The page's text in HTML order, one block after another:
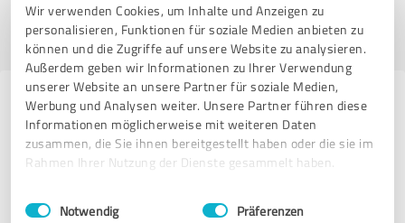
Wir verwenden Cookies, um Inhalte und Anzeigen zu
personalisieren, Funktionen für soziale Medien anbieten zu
können und die Zugriffe auf unsere Website zu analysieren.
Außerdem geben wir Informationen zu Ihrer Verwendung
unserer Website an unsere Partner für soziale Medien,
Werbung und Analysen weiter. Unsere Partner führen diese
Informationen möglicherweise mit weiteren Daten
zusammen, die Sie ihnen bereitgestellt haben oder die sie im
Rahmen Ihrer Nutzung der Dienste gesammelt haben.
Impressum Datenschutzbestimmungen
Einwilligungsauswahl
Notwendig Präferenzen
Profil aktiv seit 29.07.2025 |Letzte Aktualisierung: 29.07.2025|Profil
melden
Erfahrungen zu weiteren
Anbietern aus dem Bereich
Betreuungs- und